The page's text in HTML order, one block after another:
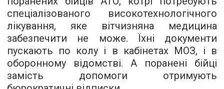
спеціалізованого високотехнологічного
лікування, яке вітчизняна медицина
забезпечити не може. Їхні документи
пускають по колу і в кабінетах МОЗ, і в
оборонному відомстві. А поранені бійці
замість допомоги отримують